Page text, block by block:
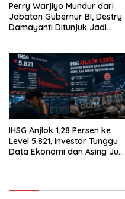
Perry Warjiyo Mundur dari
Jabatan Gubernur BI, Destry
Damayanti Ditunjuk Jadi
IHSG Anjlok 1,28 Persen ke
Level 5.821, Investor Tunggu
Data Ekonomi dan Asing Jual